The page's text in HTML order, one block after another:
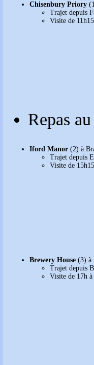
Chisenbury Priory
Trajet depuis
Visite de
Repas
Iford Manor (2) à
Trajet depuis
Visite de
Brewery House (3) à
Trajet depuis
Visite de 17h à